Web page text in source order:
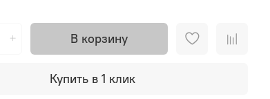
В корзину
Купить в 1 клик